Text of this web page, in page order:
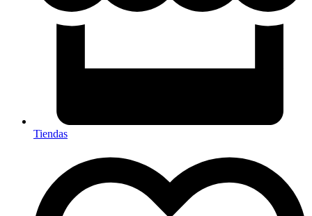
Tiendas